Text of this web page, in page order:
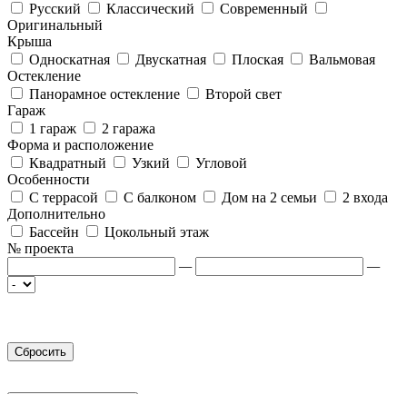
Русский
Классический
Современный
Оригинальный
Крыша
Односкатная
Двускатная Плоская
Вальмовая
Остекление
Панорамное остекление
Второй свет
Гараж
1 гараж
2 гаража
Форма и расположение
Квадратный
Узкий
Угловой
Особенности
С террасой
С балконом Дом на 2 семьи
2 входа
Дополнительно
Бассейн
Цокольный этаж
№ проекта
—
—